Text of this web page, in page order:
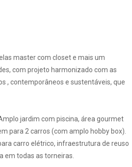
master com closet e mais um
com projeto harmonizado com as
, contemporâneos e sustentáveis, que
jardim com piscina, área gourmet
para 2 carros (com amplo hobby box).
carro elétrico, infraestrutura de reuso
em todas as torneiras.